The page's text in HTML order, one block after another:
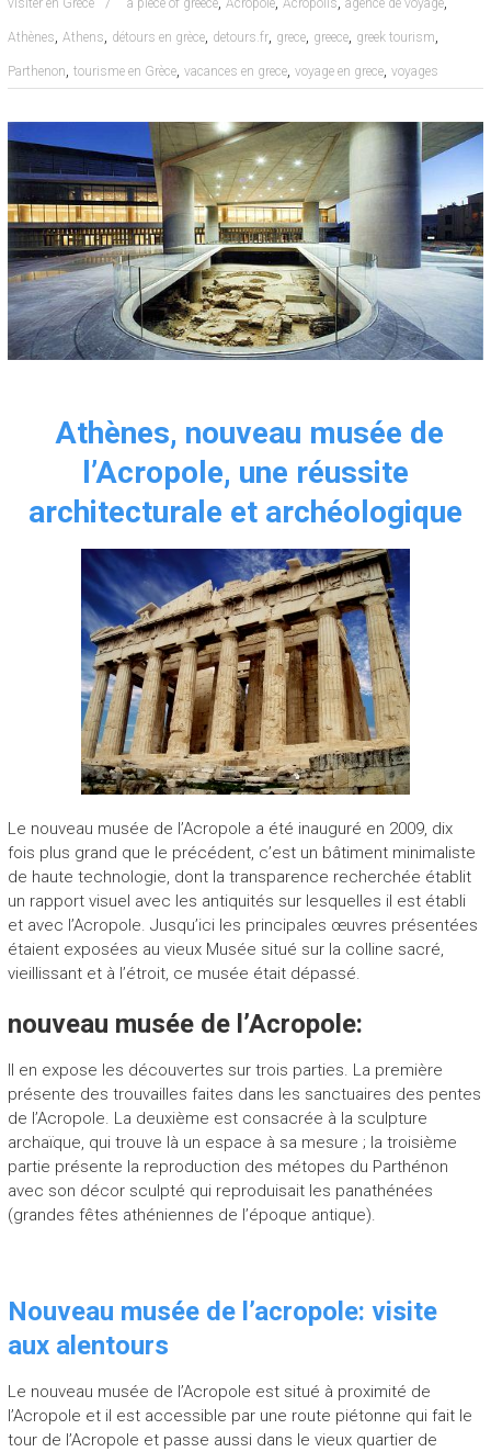
Athènes Athens détours en grèce, detours.fr, grece, greece, greek tourism
Parthenon tourisme en Grèce, vacances en grece, voyage en grece, voyages
Athènes, nouveau musée de
l’Acropole, une réussite
architecturale et archéologique
Le nouveau musée de l’Acropole a été inauguré en 2009, dix
fois plus grand que le précédent, c’est un bâtiment minimaliste
de haute technologie, dont la transparence recherchée établit
un rapport visuel avec les antiquités sur lesquelles il est établi
et avec l’Acropole. Jusqu’ici les principales œuvres présentées
étaient exposées au vieux Musée situé sur la colline sacré,
vieillissant et à l’étroit, ce musée était dépassé.
nouveau musée de l’Acropole:
Il en expose les découvertes sur trois parties. La première
présente des trouvailles faites dans les sanctuaires des pentes
de l’Acropole. La deuxième est consacrée à la sculpture
archaïque, qui trouve là un espace à sa mesure ; la troisième
partie présente la reproduction des métopes du Parthénon
avec son décor sculpté qui reproduisait les panathénées
(grandes fêtes athéniennes de l’époque antique).
Nouveau musée de l’acropole: visite
aux alentours
Le nouveau musée de l’Acropole est situé à proximité de
l’Acropole et il est accessible par une route piétonne qui fait le
tour de l’Acropole et passe aussi dans le vieux quartier de